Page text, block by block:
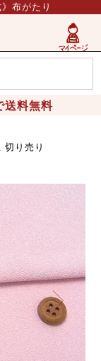
布がたり
送料無料
り売り